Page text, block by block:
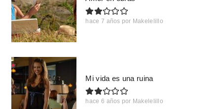
hace 7 años por Makelelillo
Mi vida es una ruina
hace 6 años por Makelelillo